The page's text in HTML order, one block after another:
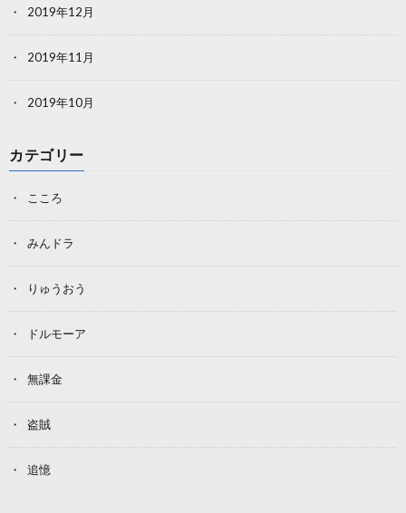
2019年12月
2019年11月
2019年10月
カテゴリー
こころ
みんドラ
りゅうおう
ドルモーア
無課金
盗賊
追憶